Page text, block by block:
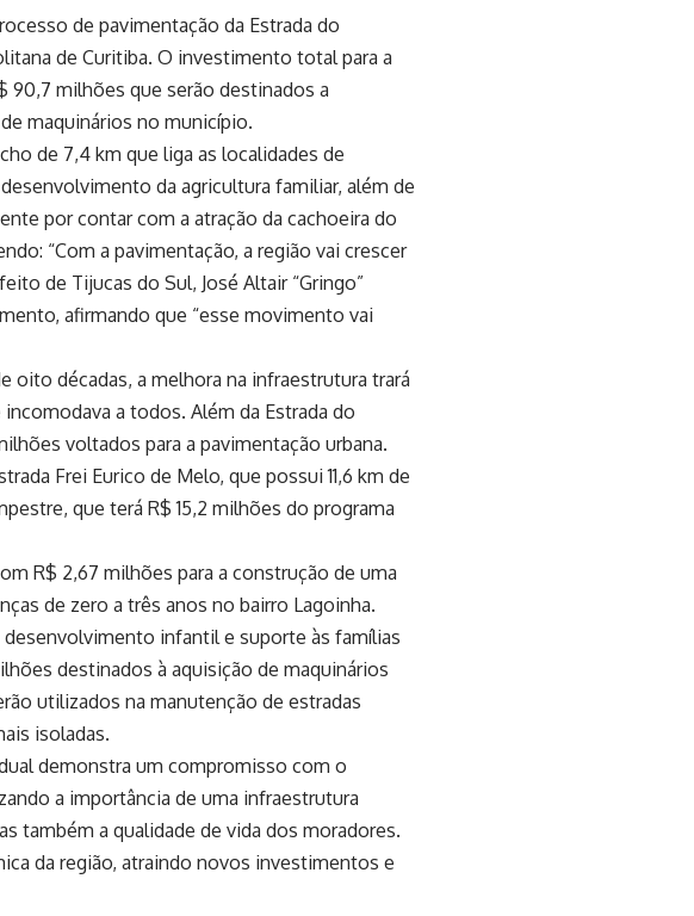
de pavimentação da Estrada do
de Curitiba. O investimento total para a
90,7 milhões que serão destinados a
maquinários no município.
de 7,4 km que liga as localidades de
da agricultura familiar, além de
por contar com a atração da cachoeira do
“Com a pavimentação, a região vai crescer
de Tijucas do Sul, José Altair “Gringo”
afirmando que “esse movimento vai
oito décadas, a melhora na infraestrutura trará
a todos. Além da Estrada do
voltados para a pavimentação urbana.
Frei Eurico de Melo, que possui 11,6 km de
que terá R$ 15,2 milhões do programa
R$ 2,67 milhões para a construção de uma
de zero a três anos no bairro Lagoinha.
desenvolvimento infantil e suporte às famílias
destinados à aquisição de maquinários
utilizados na manutenção de estradas
isoladas.
demonstra um compromisso com o
a importância de uma infraestrutura
também a qualidade de vida dos moradores.
da região, atraindo novos investimentos e